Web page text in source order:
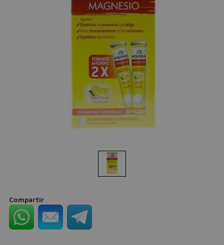
Compartir